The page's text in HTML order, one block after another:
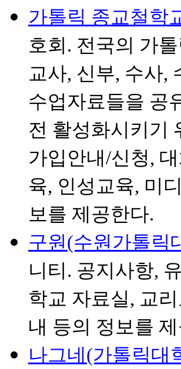
가톨릭 종교철학
호회. 전국의 가
교사, 신부, 수사,
수업자료들을 공
전 활성화시키기
가입안내/신청,
육, 인성교육, 미
보를 제공한다.
구원(수원가톨릭
니티. 공지사항,
학교 자료실, 교
내 등의 정보를
나그네(가톨릭대